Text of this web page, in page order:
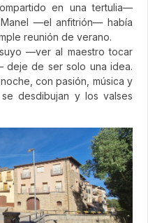
en una tertulia—
—el anfitrión— había
reunión de verano.
—ver al maestro tocar
deje de ser solo una idea.
con pasión, música y
desdibujan y los valses